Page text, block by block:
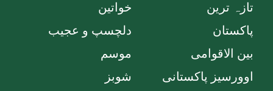
خواتین
دلچسپ و عجیب
موسم
شوبز
تازہ ترین
پاکستان
بین الاقوامی
اوورسیز پاکستانی